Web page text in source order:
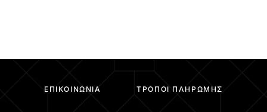
ΕΠΙΚΟΙΝΩΝΊΑ ΤΡΌΠΟΙ ΠΛΗΡΩΜΉΣ